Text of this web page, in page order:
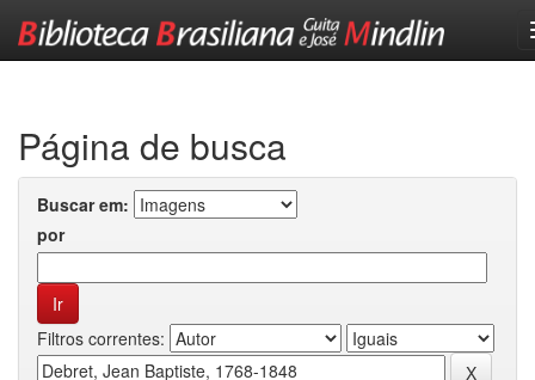
Página de busca
Buscar em:
por
Filtros correntes: